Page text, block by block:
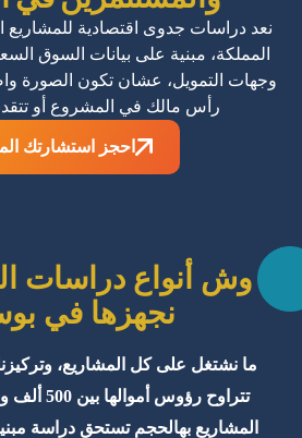
نعد دراسات جدوى اقتصادية للمشاريع
المملكة، مبنية على بيانات السوق
وجهات التمويل، عشان تكون الصورة
رأس مالك في المشروع أو
احجز استشارتك
وش أنواع دراسات
نجهزها في
ما نشتغل على كل المشاريع،
المشاريع بهالحجم تستحق دراسة